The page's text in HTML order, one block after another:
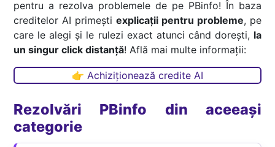
pentru a rezolva problemele de pe PBinfo! În baza
creditelor AI primești explicații pentru probleme, pe
care le alegi și le rulezi exact atunci când dorești, la
un singur click distanță! Află mai multe informații:
👉 Achiziționează credite AI
Rezolvări PBinfo din aceeași
categorie